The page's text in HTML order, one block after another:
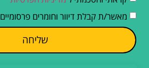
מאשר/ת קבלת דיוור וחומרים פרסומיים
שליחה